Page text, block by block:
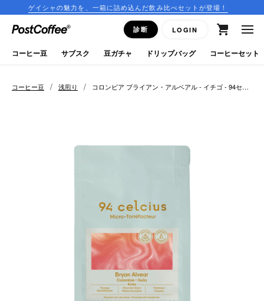
ャの魅力を、一箱に詰め込んだ飲み比べセットが登場！
診断 LOGIN
close
ログイン
新規会員登録
コーヒー豆 / 浅煎り / コロンビア ブライアン・アルベアル - イチゴ - 94セル
シウス
コーヒー豆 サブスク 豆ガチャ ドリップバッグ コーヒーセット